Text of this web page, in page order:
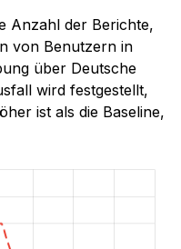
Anzahl der Berichte,
von Benutzern in
über Deutsche
wird festgestellt,
ist als die Baseline,